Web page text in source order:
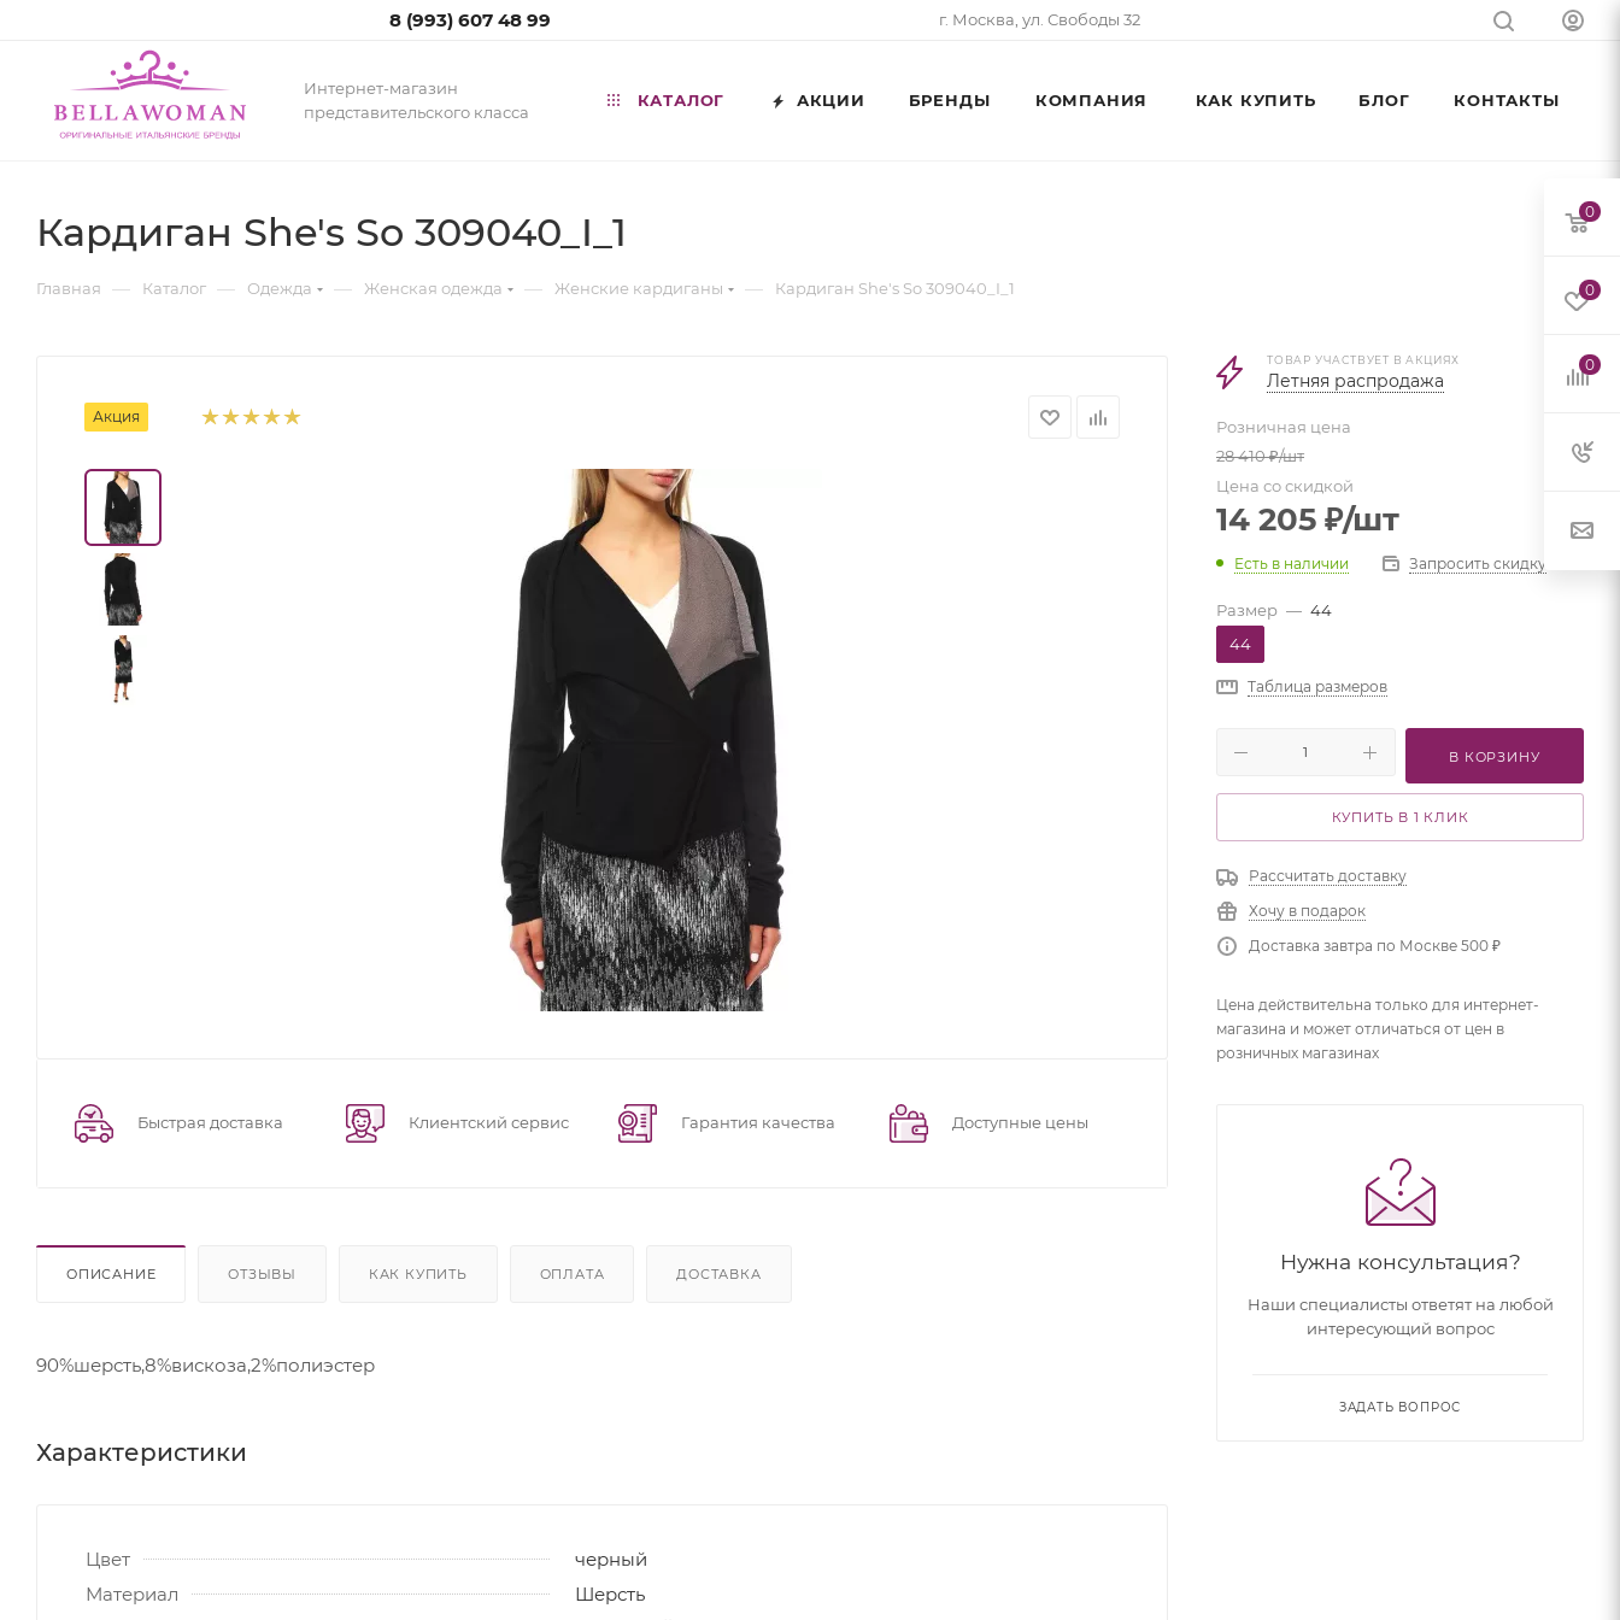
8 (993) 607 48 99 г. Москва, ул. Свободы 32
Интернет-магазин
представительского класса
КАТАЛОГ АКЦИИ БРЕНДЫ КОМПАНИЯ КАК КУПИТЬ БЛОГ КОНТАКТЫ
Кардиган She's So 309040_I_1
Главная — Каталог — Одежда — Женская одежда — Женские кардиганы — Кардиган She's So 309040_I_1
Акция
Быстрая доставка Клиентский сервис Гарантия качества Доступные цены
ОПИСАНИЕ ОТЗЫВЫ КАК КУПИТЬ ОПЛАТА ДОСТАВКА
90%шерсть,8%вискоза,2%полиэстер
Характеристики
Цвет
черный
Материал
Шерсть
ТОВАР УЧАСТВУЕТ В АКЦИЯХ
Летняя распродажа
Розничная цена
28 410₽/шт
Цена со скидкой
14 205 ₽/шт
Есть в наличии Запросить скидку
Размер — 44
44
Таблица размеров
В КОРЗИНУ
КУПИТЬ В 1 КЛИК
Рассчитать доставку
Хочу в подарок
Доставка завтра по Москве 500 ₽
Цена действительна только для интернет-
магазина и может отличаться от цен в
розничных магазинах
Нужна консультация?
Наши специалисты ответят на любой
интересующий вопрос
ЗАДАТЬ ВОПРОС
0
0
0